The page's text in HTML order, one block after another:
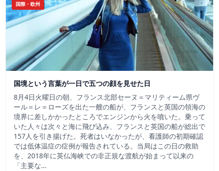
国際・欧州
国境という言葉が一日で五つの顔を見せた日
8月4日火曜日の朝、フランス北部セーヌ＝マリティーム県ヴ
ール＝レ＝ローズを出た一艘の船が、フランスと英国の領海の
境界に差しかかったところでエンジンから火を噴いた。乗って
いた人々は次々と海に飛び込み、フランスと英国の船が総出で
157人を引き揚げた。死者はいなかったが、看護師の初期確認
では低体温症の症例が報告されている。当局はこの日の救助
を、2018年に英仏海峡での非正規な渡航が始まって以来の
「主要な…